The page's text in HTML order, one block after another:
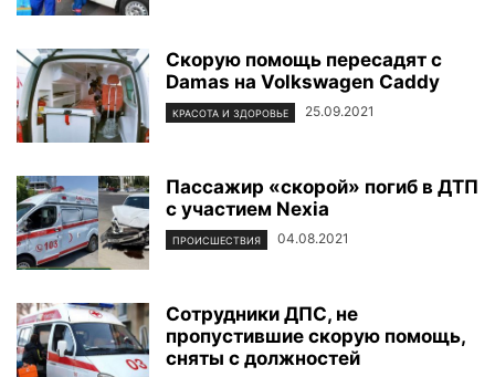
Скорую помощь пересадят с
Damas на Volkswagen Caddy
КРАСОТА И ЗДОРОВЬЕ 25.09.2021
Пассажир «скорой» погиб в ДТП
с участием Nexia
ПРОИСШЕСТВИЯ 04.08.2021
Сотрудники ДПС, не
пропустившие скорую помощь,
сняты с должностей